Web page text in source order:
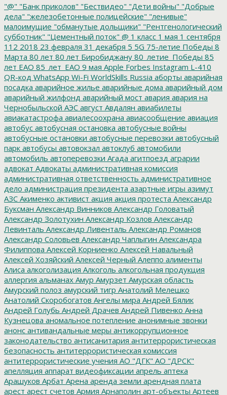
"@" "Банк приколов" "Бествидео" "Дети войны" "Добрые
дела" "железобетонные полицейские" "ленивые"
малоимущие "обманутые дольщики" "Рентгенологический
субботник" "Цементный поток" @ 1 класс 1 мая 1 сентября
112 2018 23 февраля 31 декабря 5 5G 75-летие Победы 8
Марта 80 лет 80 лет Биробиджану 80_летие_Победы 85
лет ЕАО 85_лет_ЕАО 9 мая Apple Forbes Instagram L-410
QR-код WhatsApp Wi-Fi WorldSkills Russia аборты аварийная
посадка аварийное жилье аварийные дома аварийный дом
аварийный жилфонд аварийный мост авария авария на
Чернобыльской АЭС август Авдалян авиабилеты
авиакатастрофа авиалесоохрана авиасообщение авиация
автобус автобусная остановка автобусные войны
автобусные остановки автобусные перевозки автобусный
парк автобусы автовокзал автоклуб автомобили
автомобиль автоперевозки Агада агитпоезд аграрии
адвокат Адвокаты административная комиссия
административная ответственность административное
дело администрация президента азартные игры азимут
АЗС Акименко активист акция акция протеста Александр
Буксман Александр Винников Александр Головатый
Александр Золотухин Александр Козлов Александр
Левинталь Александр Ливенталь Александр Романов
Александр Соловьев Александр Чаплыгин Александра
Филиппова Алексей Корниенко Алексей Навальный
Алексей Хозяйский Алексей Черный Алеппо алименты
Алиса алкоголизация Алкоголь алкогольная продукция
аллергия альманах Амур Амурзет Амурская область
Амурский полоз амурский тигр Анатолий Мелешко
Анатолий Скоробогатов Ангелы мира Андрей Бялик
Андрей Голубь Андрей Драчев Андрей Пивенко Анна
Кузнецова аномальное потепление анонимные звонки
анонс антивандальные меры антикоррупционное
законодательство антисанитария антитеррористическая
безопасность антитеррористическая комиссия
антитеррористические учения АО "ДГК" АО "ДРСК"
апелляция аппарат видеофиксации апрель аптека
Арашуков Арбат Арена аренда земли арендная плата
арест арест счетов Армия Арнаполин арт-объекты Артеев